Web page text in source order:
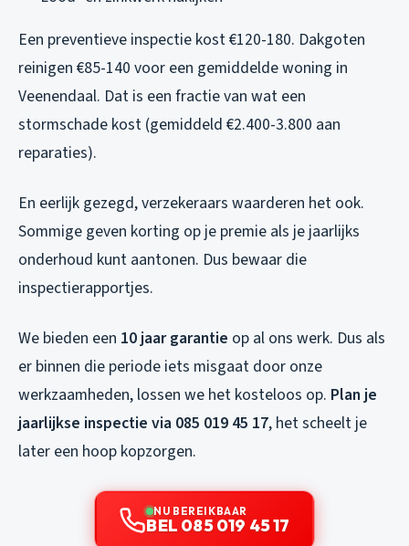
Een preventieve inspectie kost €120-180. Dakgoten
reinigen €85-140 voor een gemiddelde woning in
Veenendaal. Dat is een fractie van wat een
stormschade kost (gemiddeld €2.400-3.800 aan
reparaties).
En eerlijk gezegd, verzekeraars waarderen het ook.
Sommige geven korting op je premie als je jaarlijks
onderhoud kunt aantonen. Dus bewaar die
inspectierapportjes.
We bieden een 10 jaar garantie op al ons werk. Dus als
er binnen die periode iets misgaat door onze
werkzaamheden, lossen we het kosteloos op. Plan je
jaarlijkse inspectie via 085 019 45 17, het scheelt je
later een hoop kopzorgen.
NU BEREIKBAAR
BEL 085 019 45 17